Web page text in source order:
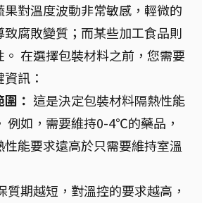
對溫度波動非常敏感，輕微的
腐敗變質；而某些加工食品則
在選擇包裝材料之前，您需要
訊：
： 這是決定包裝材料隔熱性能
例如，需要維持0-4℃的藥品，
能要求遠高於只需要維持室溫
質期越短，對溫控的要求越高，